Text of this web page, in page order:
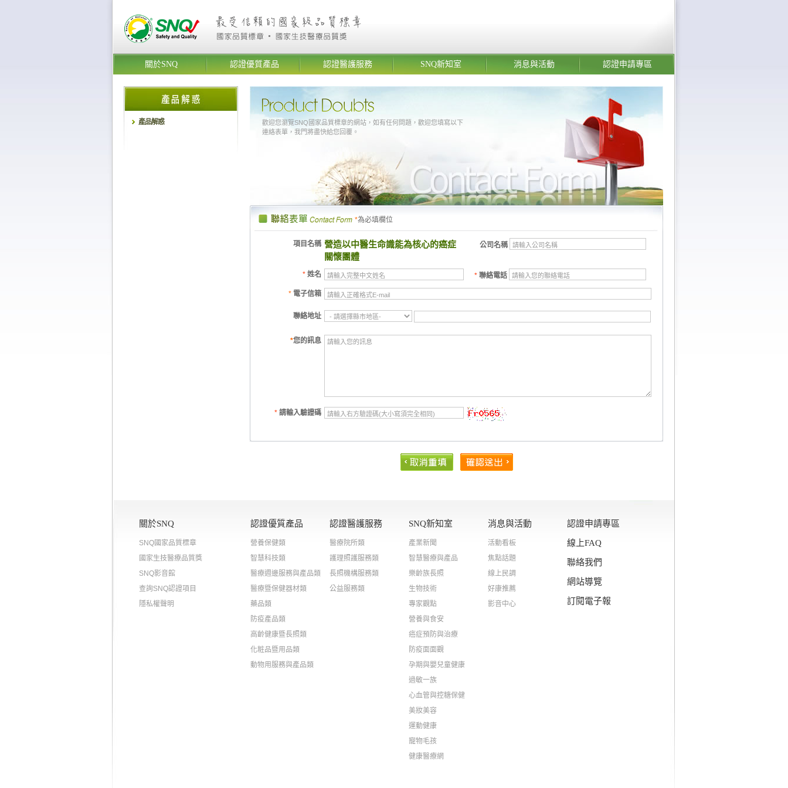
關於SNQ 認證優質產品 認證醫護服務 SNQ新知室 消息與活動 認證申請專區
產品解惑
歡迎您瀏覽SNQ國家品質標章的網站，如有任何問題，歡迎您填寫以下
連絡表單，我門將盡快給您回覆。
*為必填欄位
項目名稱 營造以中醫生命識能為核心的癌症
關懷團體
公司名稱
* 姓名 * 聯絡電話
* 電子信箱
聯絡地址
*您的訊息
* 請輸入驗證碼
關於SNQ
SNQ國家品質標章
國家生技醫療品質獎
SNQ影音館
查詢SNQ認證項目
隱私權聲明
認證優質產品
營養保健類
智慧科技類
醫療週邊服務與產品類
醫療暨保健器材類
藥品類
防疫產品類
高齡健康暨長照類
化粧品暨用品類
動物用服務與產品類
認證醫護服務
醫療院所類
護理照護服務類
長照機構服務類
公益服務類
SNQ新知室
產業新聞
智慧醫療與產品
樂齡族長照
生物技術
專家觀點
營養與食安
癌症預防與治療
防疫面面觀
孕期與嬰兒童健康
過敏一族
心血管與控糖保健
美妝美容
運動健康
寵物毛孩
健康醫療網
消息與活動
活動看板
焦點話題
線上民調
好康推薦
影音中心
認證申請專區
線上FAQ
聯絡我們
網站導覽
訂閱電子報